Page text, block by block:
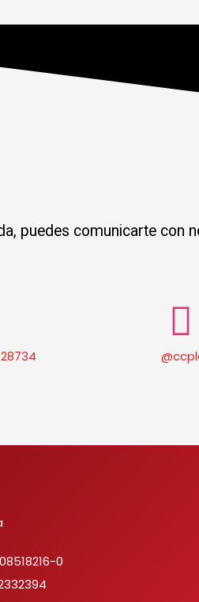
puedes comunicarte con
0